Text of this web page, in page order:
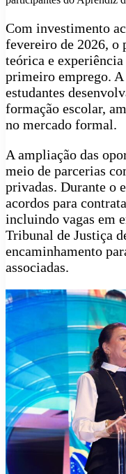
Com investimento
fevereiro de 2026, o
teórica e
primeiro emprego.
estudantes
formação escolar,
no mercado formal.
A ampliação das
meio de parcerias
privadas. Durante o
acordos para
incluindo vagas em
Tribunal de Justiça
encaminhamento
associadas.